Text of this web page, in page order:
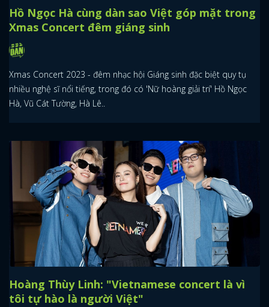
Hồ Ngọc Hà cùng dàn sao Việt góp mặt trong
Xmas Concert đêm giáng sinh
Xmas Concert 2023 - đêm nhạc hội Giáng sinh đặc biệt quy tụ
nhiều nghệ sĩ nổi tiếng, trong đó có 'Nữ hoàng giải trí' Hồ Ngọc
Hà, Vũ Cát Tường, Hà Lê..
Hoàng Thùy Linh: "Vietnamese concert là vì
tôi tự hào là người Việt"